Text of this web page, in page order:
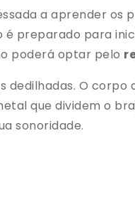
a aprender
preparado para
poderá optar pelo
O
que dividem o
sonoridade.